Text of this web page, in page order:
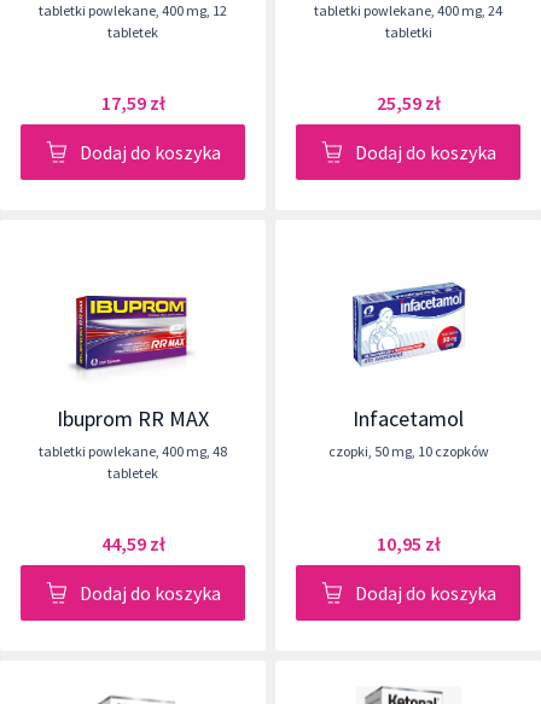
tabletki powlekane, 400 mg, 12
tabletek
17,59 zł
Dodaj do koszyka
tabletki powlekane, 400 mg, 24
tabletki
25,59 zł
Dodaj do koszyka
Ibuprom RR MAX
tabletki powlekane, 400 mg, 48
tabletek
44,59 zł
Dodaj do koszyka
Infacetamol
czopki, 50 mg, 10 czopków
10,95 zł
Dodaj do koszyka